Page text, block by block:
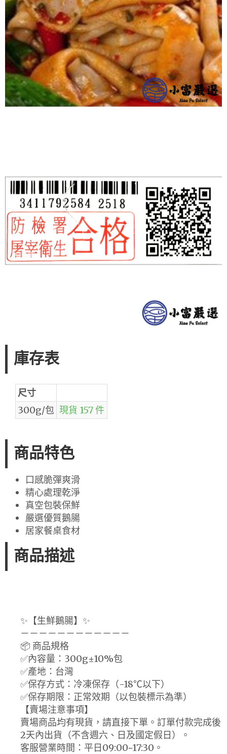
庫存表
尺寸
300g/包 現貨 157 件
商品特色
口感脆彈爽滑
精心處理乾淨
真空包裝保鮮
嚴選優質鵝腸
居家餐桌食材
商品描述
✨【生鮮鵝腸】✨
－－－－－－－－－－－－
📦 商品規格
✅內容量：300g±10%包
✅產地：台灣
✅保存方式：冷凍保存（-18℃以下）
✅保存期限：正常效期（以包裝標示為準）
【賣場注意事項】
賣場商品均有現貨，請直接下單。訂單付款完成後
2天內出貨（不含週六、日及國定假日）。
客服營業時間：平日09:00~17:30。